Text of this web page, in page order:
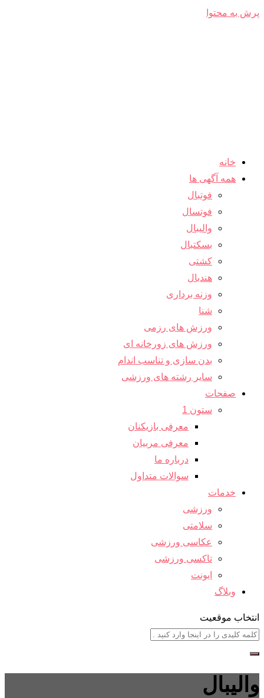
پرش به محتوا
خانه
همه آگهی ها
فوتبال
فوتسال
والیبال
بسکتبال
کشتی
هندبال
وزنه برداری
شنا
ورزش های رزمی
ورزش های زورخانه ای
بدن سازی و تناسب اندام
سایر رشته های ورزشی
صفحات
ستون 1
معرفی بازیکنان
معرفی مربیان
درباره ما
سوالات متداول
خدمات
ورزشی
سلامتی
عکاسی ورزشی
تاکسی ورزشی
ایونت
وبلاگ
انتخاب موقعیت
والیبال